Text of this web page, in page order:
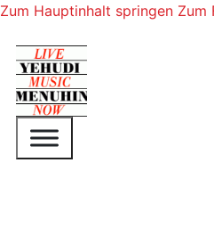
Zum Hauptinhalt springen Zum